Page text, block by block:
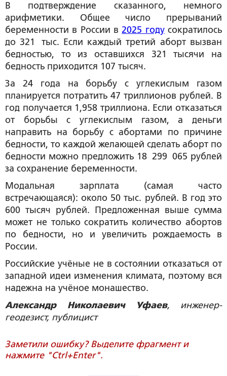
В подтверждение сказанного, немного
арифметики. Общее число прерываний
беременности в России в2025 годусократилось
до 321 тыс. Если каждый третий аборт вызван
бедностью, то из оставшихся 321 тысячи на
бедность приходится 107 тысяч.
За 24 года на борьбу с углекислым газом
планируется потратить 47 триллионов рублей. В
год получается 1,958 триллиона. Если отказаться
от борьбы с углекислым газом, а деньги
направить на борьбу с абортами по причине
бедности, то каждой желающей сделать аборт по
бедности можно предложить 18 299 065 рублей
за сохранение беременности.
Модальная зарплата (самая часто
встречающаяся): около 50 тыс. рублей. В год это
600 тысяч рублей. Предложенная выше сумма
может не только сократить количество абортов
по бедности, но и увеличить рождаемость в
России.
Российские учёные не в состоянии отказаться от
западной идеи изменения климата, поэтому вся
надежна на учёное монашество.
Александр Николаевич Уфаев, инженер-
геодезист, публицист
Заметили ошибку? Выделите фрагмент и
нажмите "Ctrl+Enter".